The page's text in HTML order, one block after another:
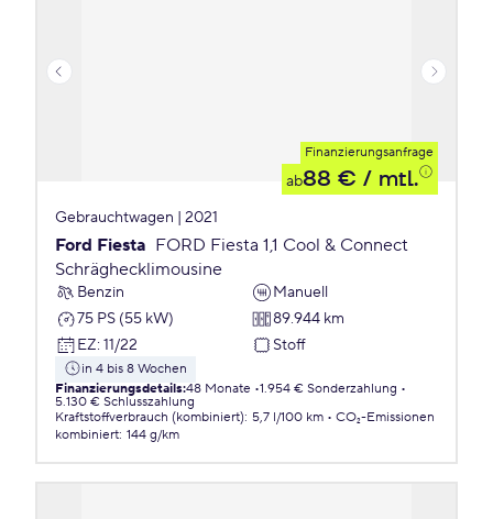
Finanzierungsanfrage
ab88 € / mtl.
Gebrauchtwagen | 2021
Ford Fiesta FORD Fiesta 1,1 Cool & Connect
Schräghecklimousine
Benzin
Manuell
75 PS (55 kW)
89.944 km
EZ: 11/22 Stoff
in 4 bis 8 Wochen
Finanzierungsdetails:48 Monate 1.954 € Sonderzahlung
5.130 € Schlusszahlung
Kraftstoffverbrauch (kombiniert): 5,7 l/100 km
CO₂-Emissionen
kombiniert: 144 g/km